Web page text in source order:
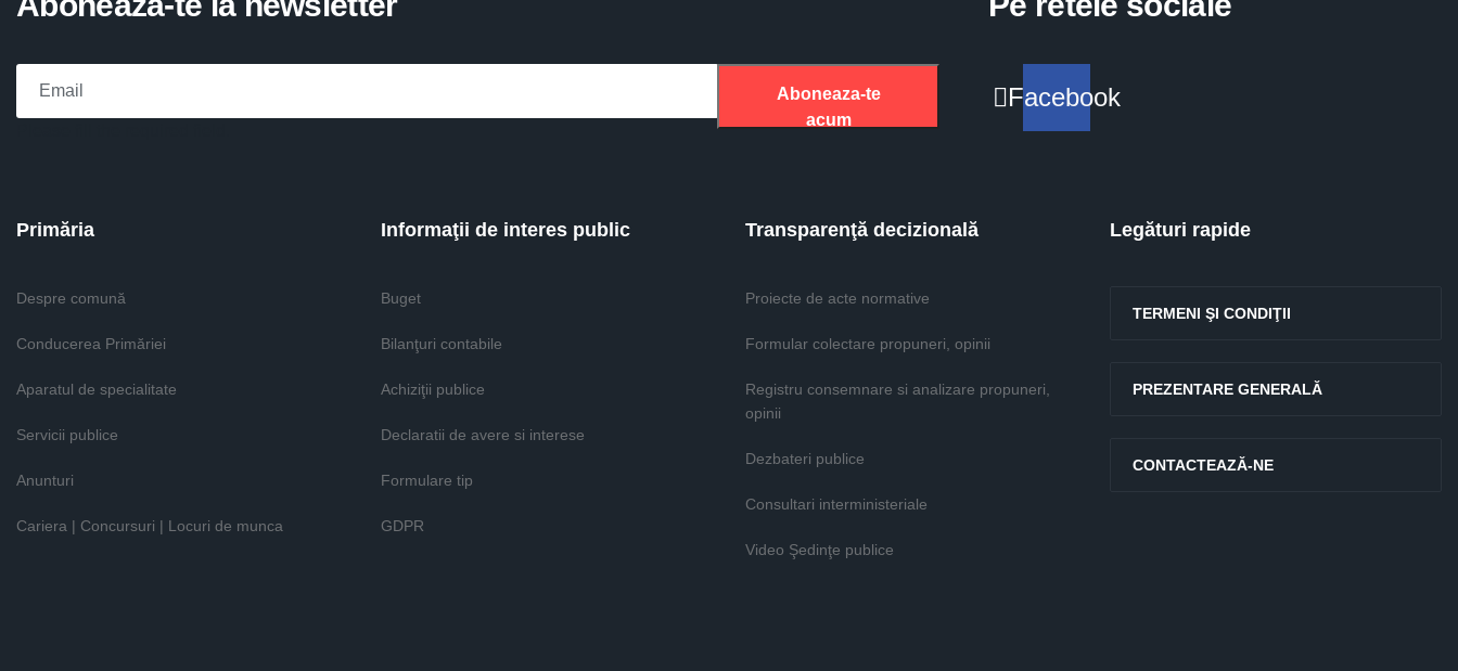
Aboneaza-te
acum
Facebook
Primăria
Despre comună
Conducerea Primăriei
Aparatul de specialitate
Servicii publice
Anunturi
Cariera | Concursuri | Locuri de munca
Informaţii de interes public
Buget
Bilanţuri contabile
Achiziţii publice
Declaratii de avere si interese
Formulare tip
GDPR
Transparenţă decizională
Proiecte de acte normative
Formular colectare propuneri, opinii
Registru consemnare si analizare propuneri,
opinii
Dezbateri publice
Consultari interministeriale
Video Şedinţe publice
Legături rapide
TERMENI ŞI CONDIŢII
PREZENTARE GENERALĂ
CONTACTEAZĂ-NE